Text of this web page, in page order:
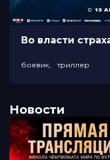
боевик, триллер
Новости